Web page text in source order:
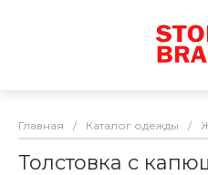
Главная / Каталог одежды /
Толстовка с